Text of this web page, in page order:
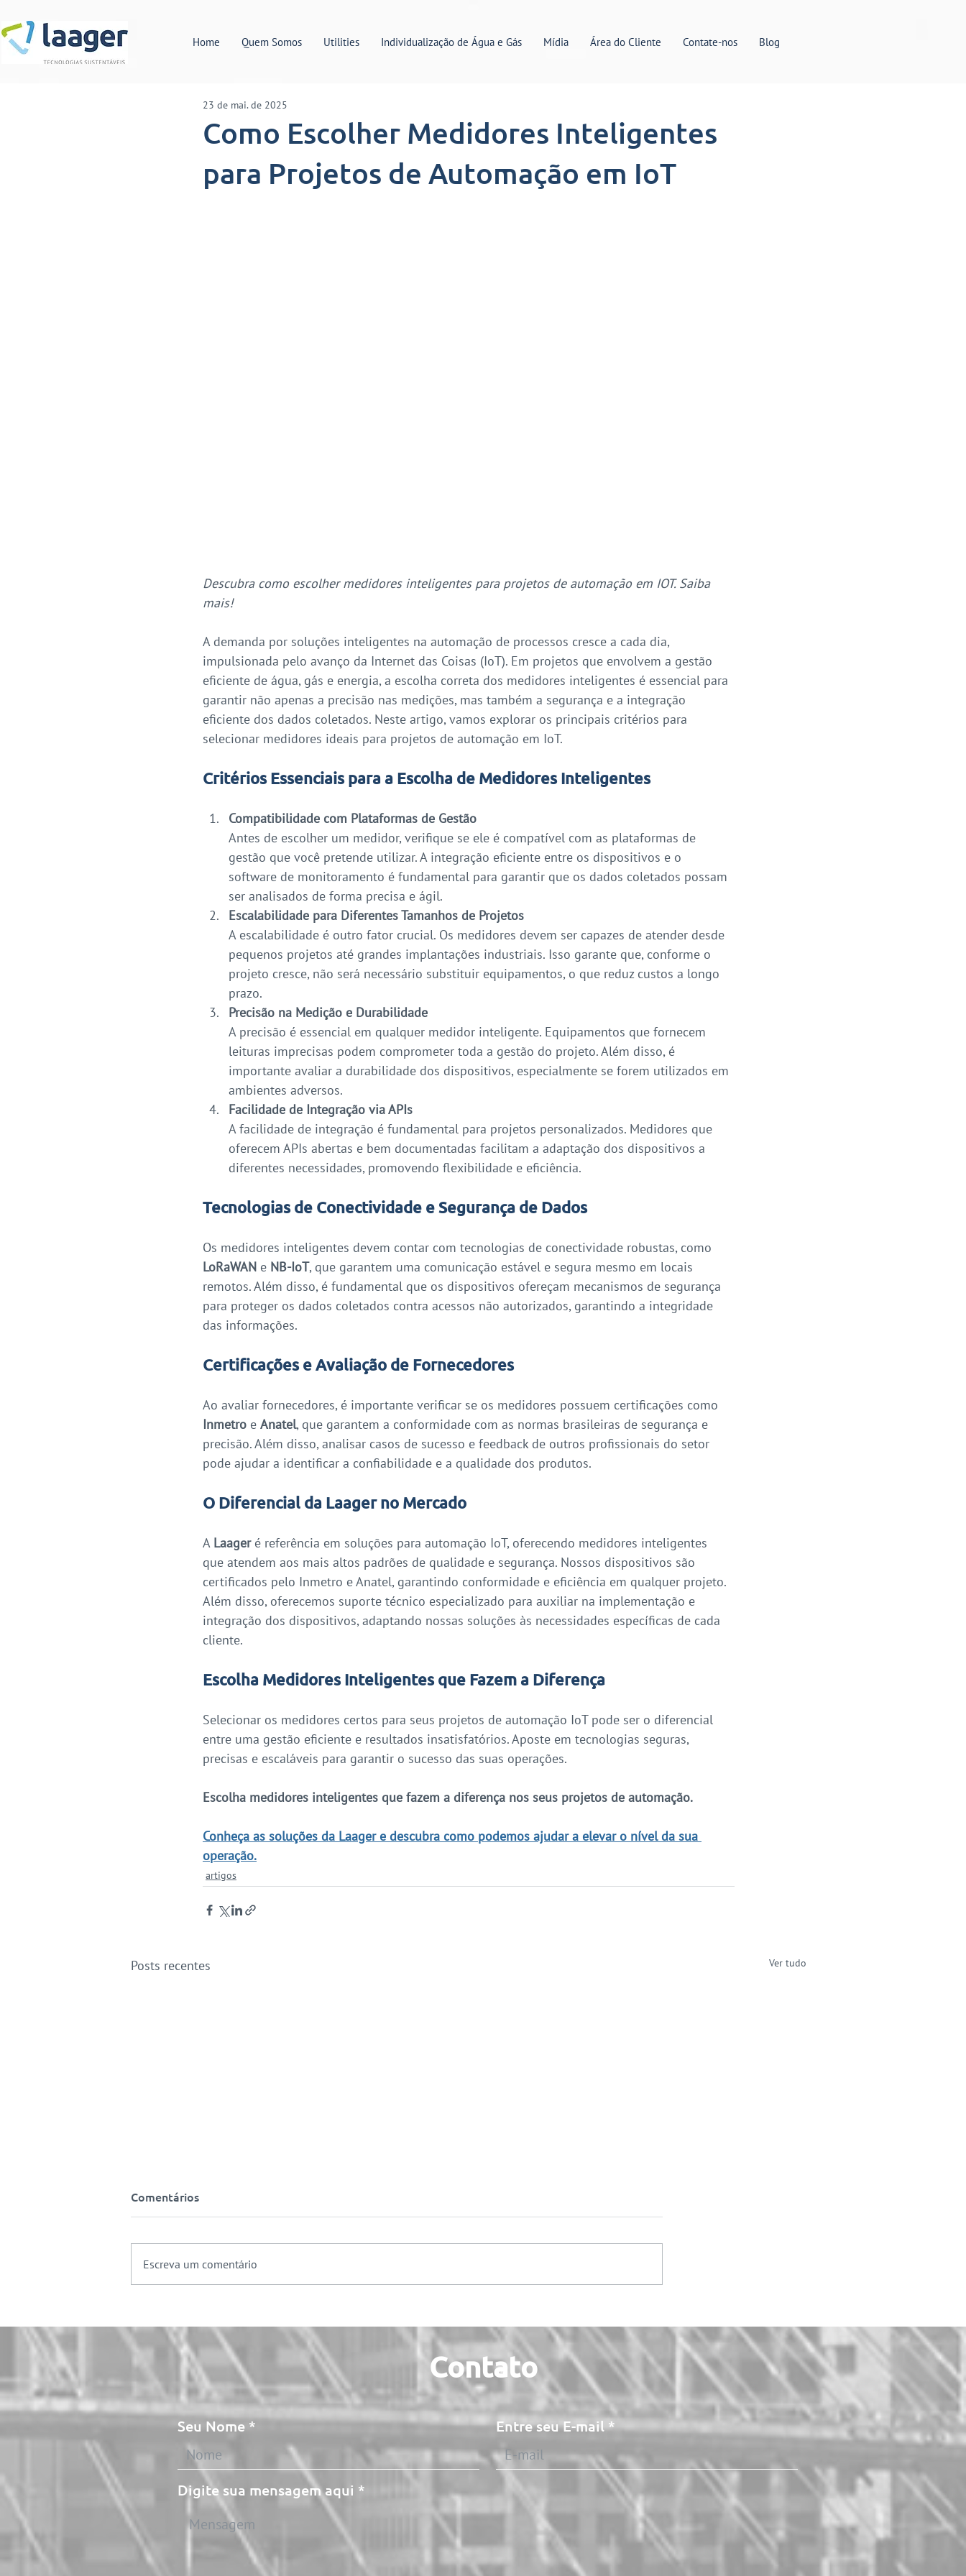
Home Quem Somos Utilities Individualização de Água e Gás Mídia Área do Cliente Contate-nos Blog
Como Escolher Medidores Inteligentes
para Projetos de Automação em IoT
23 de mai. de 2025
Descubra como escolher medidores inteligentes para projetos de automação em IOT. Saiba
mais!
A demanda por soluções inteligentes na automação de processos cresce a cada dia,
impulsionada pelo avanço da Internet das Coisas (IoT). Em projetos que envolvem a gestão
eficiente de água, gás e energia, a escolha correta dos medidores inteligentes é essencial para
garantir não apenas a precisão nas medições, mas também a segurança e a integração
eficiente dos dados coletados. Neste artigo, vamos explorar os principais critérios para
selecionar medidores ideais para projetos de automação em IoT.
Critérios Essenciais para a Escolha de Medidores Inteligentes
Compatibilidade com Plataformas de Gestão
Antes de escolher um medidor, verifique se ele é compatível com as plataformas de
gestão que você pretende utilizar. A integração eficiente entre os dispositivos e o
software de monitoramento é fundamental para garantir que os dados coletados possam
ser analisados de forma precisa e ágil.
Escalabilidade para Diferentes Tamanhos de Projetos
A escalabilidade é outro fator crucial. Os medidores devem ser capazes de atender desde
pequenos projetos até grandes implantações industriais. Isso garante que, conforme o
projeto cresce, não será necessário substituir equipamentos, o que reduz custos a longo
prazo.
Precisão na Medição e Durabilidade
A precisão é essencial em qualquer medidor inteligente. Equipamentos que fornecem
leituras imprecisas podem comprometer toda a gestão do projeto. Além disso, é
importante avaliar a durabilidade dos dispositivos, especialmente se forem utilizados em
ambientes adversos.
Facilidade de Integração via APIs
A facilidade de integração é fundamental para projetos personalizados. Medidores que
oferecem APIs abertas e bem documentadas facilitam a adaptação dos dispositivos a
diferentes necessidades, promovendo flexibilidade e eficiência.
Tecnologias de Conectividade e Segurança de Dados
Os medidores inteligentes devem contar com tecnologias de conectividade robustas, como
LoRaWAN e NB-IoT, que garantem uma comunicação estável e segura mesmo em locais
remotos. Além disso, é fundamental que os dispositivos ofereçam mecanismos de segurança
para proteger os dados coletados contra acessos não autorizados, garantindo a integridade
das informações.
Certificações e Avaliação de Fornecedores
Ao avaliar fornecedores, é importante verificar se os medidores possuem certificações como
Inmetro e Anatel, que garantem a conformidade com as normas brasileiras de segurança e
precisão. Além disso, analisar casos de sucesso e feedback de outros profissionais do setor
pode ajudar a identificar a confiabilidade e a qualidade dos produtos.
O Diferencial da Laager no Mercado
A Laager é referência em soluções para automação IoT, oferecendo medidores inteligentes
que atendem aos mais altos padrões de qualidade e segurança. Nossos dispositivos são
certificados pelo Inmetro e Anatel, garantindo conformidade e eficiência em qualquer projeto.
Além disso, oferecemos suporte técnico especializado para auxiliar na implementação e
integração dos dispositivos, adaptando nossas soluções às necessidades específicas de cada
cliente.
Escolha Medidores Inteligentes que Fazem a Diferença
Selecionar os medidores certos para seus projetos de automação IoT pode ser o diferencial
entre uma gestão eficiente e resultados insatisfatórios. Aposte em tecnologias seguras,
precisas e escaláveis para garantir o sucesso das suas operações.
Escolha medidores inteligentes que fazem a diferença nos seus projetos de automação.
Conheça as soluções da Laager e descubra como podemos ajudar a elevar o nível da sua
operação.
artigos
Posts recentes Ver tudo
para Reduzir o Consumo de
Água em Condomínios
Sustentabilidade e
Eficiência em Projetos de IoT
O Diferencial Exclusivo da
Laager no Brasil
Comentários
Escreva um comentário
Contato
Seu Nome Entre seu E-mail
Digite sua mensagem aqui